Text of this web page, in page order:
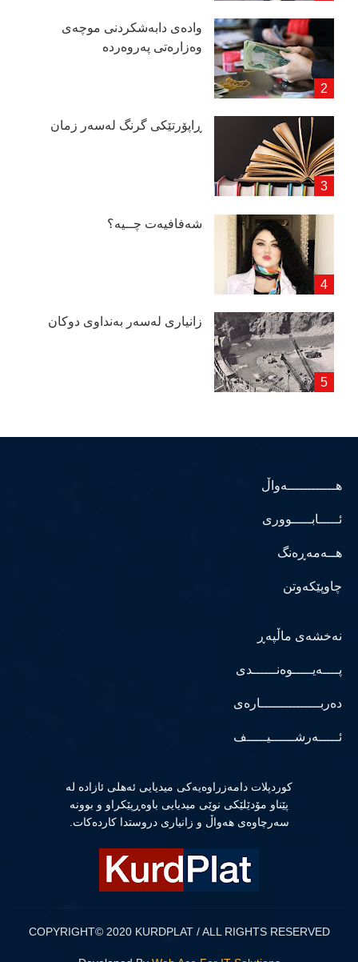
وادەی دابەشكردنی موچەی
وەزارەتی پەروەردە
ڕاپۆرتێكی گرنگ لەسەر زمان
شەفافیەت چــیە؟
زانیاری لەسەر بەنداوی دوكان
هــــــــــــەواڵ
ئـــــابـــــووری
هــەمەڕەنگ
چاوپێکەوتن
نەخشەی ماڵپەڕ
پــــەیـــــوەنــــــدی
دەربـــــــــــــــارەی
ئـــــەرشــــــیـــــف
كوردپلات دامەزراوەیەكی میدیایی ئەهلی ئازادە لە
پێناو مۆدێلێكی نوێی میدیایی باوەڕپێكراو و بوونە
سەرچاوەی هەواڵ و زانیاری دروستدا كاردەكات.
COPYRIGHT© 2020 KURDPLAT / ALL RIGHTS RESERVED